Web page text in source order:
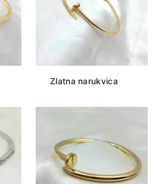
Zlatna narukvica